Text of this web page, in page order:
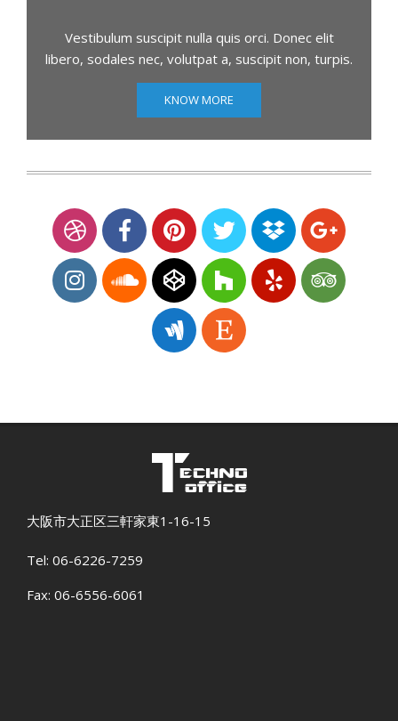
Vestibulum suscipit nulla quis orci. Donec elit
libero, sodales nec, volutpat a, suscipit non, turpis.
KNOW MORE
大阪市大正区三軒家東1-16-15
Tel: 06-6226-7259
Fax: 06-6556-6061